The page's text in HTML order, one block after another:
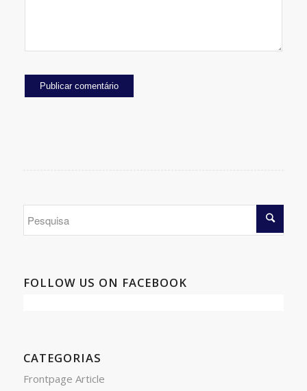
FOLLOW US ON FACEBOOK
CATEGORIAS
Frontpage Article